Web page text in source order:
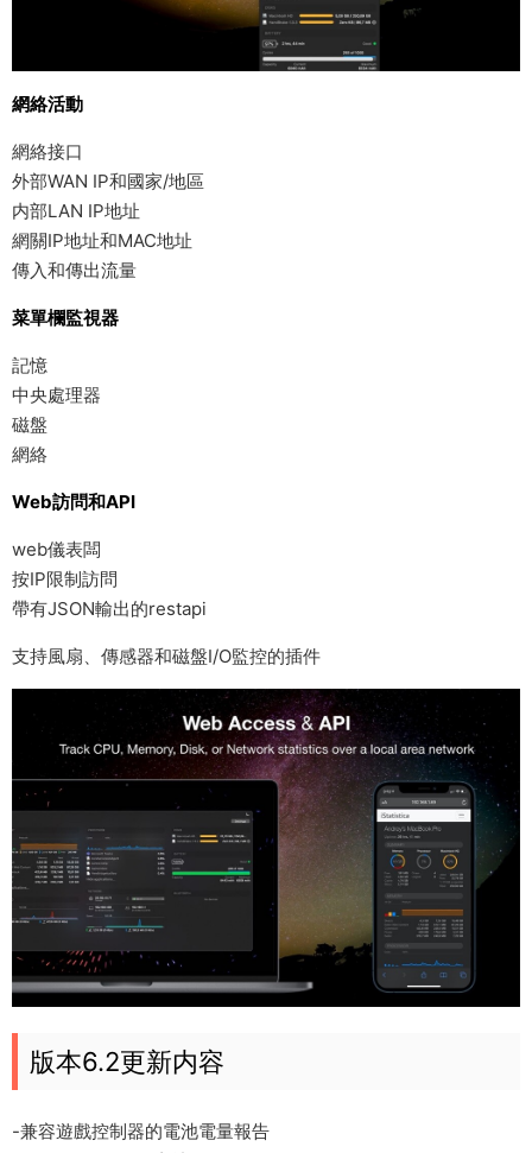
網絡活動
網絡接口
外部WAN IP和國家/地區
内部LAN IP地址
網關IP地址和MAC地址
傳入和傳出流量
菜單欄監視器
記憶
中央處理器
磁盤
網絡
Web訪問和API
web儀表闆
按IP限制訪問
帶有JSON輸出的restapi
支持風扇、傳感器和磁盤I/O監控的插件
版本6.2更新内容
-兼容遊戲控制器的電池電量報告